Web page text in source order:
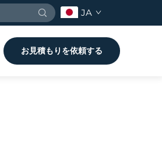
JA
お見積もりを依頼する